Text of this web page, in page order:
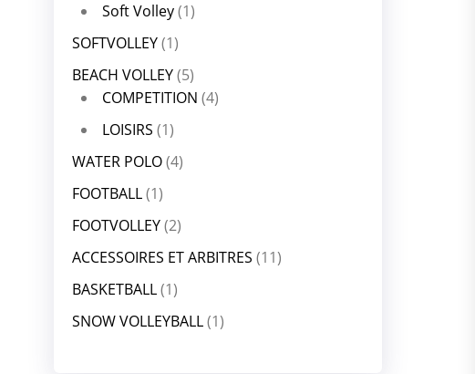
Soft Volley(1)
SOFTVOLLEY(1)
BEACH VOLLEY(5)
COMPETITION (4)
LOISIRS (1)
WATER POLO(4)
FOOTBALL(1)
FOOTVOLLEY(2)
ACCESSOIRES ET ARBITRES (11)
BASKETBALL(1)
SNOW VOLLEYBALL(1)